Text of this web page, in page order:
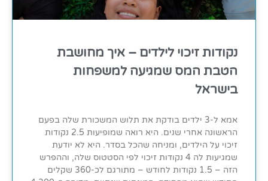
נקודות זיכוי לילדים – איך מחושבת
הטבת המס שמגיעה למשפחות
בישראל
אמא ל-3 ילדים בודקת את תלוש המשכורת שלה בפעם
הראשונה אחרי שנים. היא רואה שמופיעות 2.5 נקודות
זיכוי על הילדים, ומניחה שהכל בסדר. היא לא יודעת
שמגיעות לה 4 נקודות זיכוי לפי הסטטוס שלה, וההפרש
הזה – 1.5 נקודות לחודש – מתורגם לכ-360 שקלים